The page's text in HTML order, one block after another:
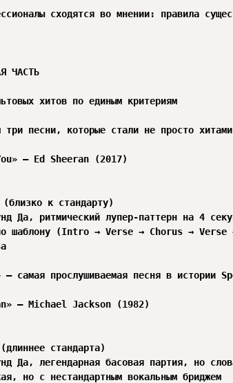
сходятся во мнении: правила
ЧАСТЬ
хитов по единым критериям
три песни, которые стали не просто
— Ed Sheeran (2017)
к стандарту)
Да, ритмический лупер-паттерн на 4
по шаблону (Intro → Verse → Chorus →
самая прослушиваемая песня в истории
— Michael Jackson (1982)
стандарта)
Да, легендарная басовая партия, но
но с нестандартным вокальным бриджем